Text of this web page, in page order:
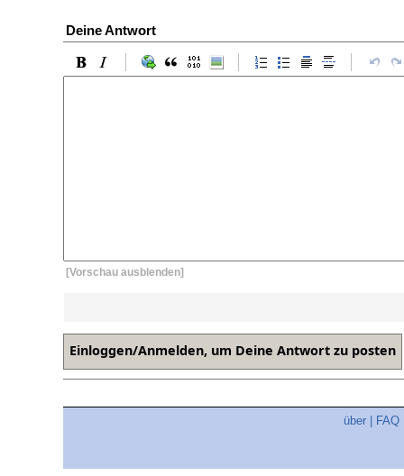
Deine Antwort
[Vorschau ausblenden]
über FAQ